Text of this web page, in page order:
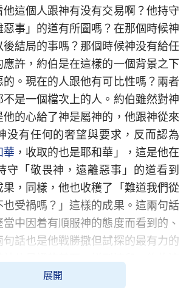
這個人跟神有没有交易啊？他持守
惡事」的道有所圖嗎？在那個時候神
結局的事嗎？那個時候神没有給任
許，約伯是在這樣的一個背景之下
。現在的人跟他有可比性嗎？兩者
是一個檔次上的人。約伯雖然對神
的心給了神是屬神的，他跟神從來
没有任何的奢望與要求，反而認為
華 ，收取的也是耶和華」，這是他在
守「敬畏神，遠離惡事」的道看到
，同樣，他也收穫了「難道我們從
受禍嗎？」這樣的成果。這兩句話
中因着有順服神的態度而看到的、
話也是他戰勝撒但試探的最有力的
目中是不是一個可愛的人？你們盼不
展開